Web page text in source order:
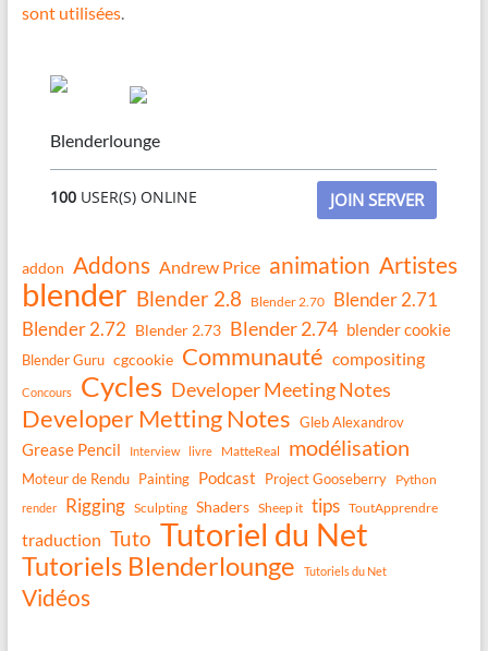
sont utilisées.
Blenderlounge
100 USER(S) ONLINE JOIN SERVER
addon Addons Andrew Price animation Artistes
blender Blender 2.8 Blender 2.70
Blender 2.71
Blender 2.72 Blender 2.73 Blender 2.74 blender cookie
Blender Guru cgcookie Communauté compositing
Concours Cycles Developer Meeting Notes
Developer Metting Notes Gleb Alexandrov
Grease Pencil Interview livre MatteReal modélisation
Moteur de Rendu Painting Podcast Project Gooseberry Python
render Rigging Sculpting Shaders Sheep it tips ToutApprendre
traduction Tuto Tutoriel du Net
Tutoriels Blenderlounge Tutoriels du Net
Vidéos